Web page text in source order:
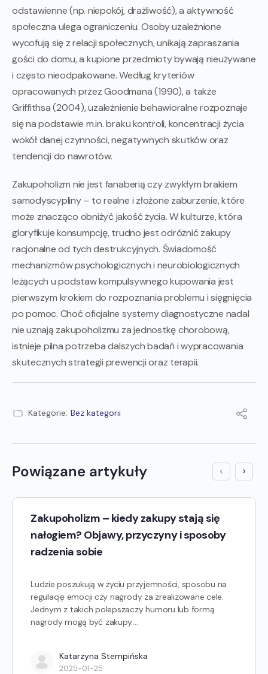
odstawienne (np. niepokój, drażliwość), a aktywność
społeczna ulega ograniczeniu. Osoby uzależnione
wycofują się z relacji społecznych, unikają zapraszania
gości do domu, a kupione przedmioty bywają nieużywane
i często nieodpakowane. Według kryteriów
opracowanych przez Goodmana (1990), a także
Griffithsa (2004), uzależnienie behawioralne rozpoznaje
się na podstawie m.in. braku kontroli, koncentracji życia
wokół danej czynności, negatywnych skutków oraz
tendencji do nawrotów.
Zakupoholizm nie jest fanaberią czy zwykłym brakiem
samodyscypliny – to realne i złożone zaburzenie, które
może znacząco obniżyć jakość życia. W kulturze, która
gloryfikuje konsumpcję, trudno jest odróżnić zakupy
racjonalne od tych destrukcyjnych. Świadomość
mechanizmów psychologicznych i neurobiologicznych
leżących u podstaw kompulsywnego kupowania jest
pierwszym krokiem do rozpoznania problemu i sięgnięcia
po pomoc. Choć oficjalne systemy diagnostyczne nadal
nie uznają zakupoholizmu za jednostkę chorobową,
istnieje pilna potrzeba dalszych badań i wypracowania
skutecznych strategii prewencji oraz terapii.
Kategorie: Bez kategorii
Powiązane artykuły
Zakupoholizm – kiedy zakupy stają się
nałogiem? Objawy, przyczyny i sposoby
radzenia sobie
Ludzie poszukują w życiu przyjemności, sposobu na
regulację emocji czy nagrody za zrealizowane cele.
Jednym z takich polepszaczy humoru lub formą
nagrody mogą być zakupy.…
Katarzyna Stempińska
2025-01-25